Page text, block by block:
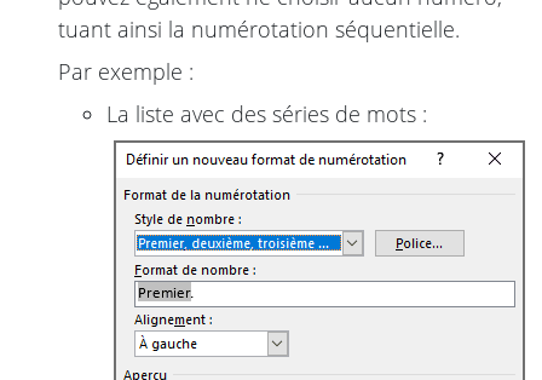
tuant ainsi la numérotation séquentielle.
Par exemple :
La liste avec des séries de mots :